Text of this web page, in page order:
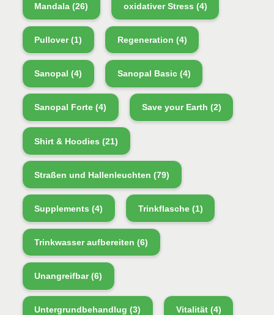
Mandala (26) oxidativer Stress (4)
Pullover(1) Regeneration (4)
Sanopal (4) Sanopal Basic(4)
Sanopal Forte (4) Save your Earth (2)
Shirt & Hoodies (21)
Straßen und Hallenleuchten (79)
Supplements (4) Trinkflasche(1)
Trinkwasser aufbereiten (6)
Unangreifbar(6)
Untergrundbehandlug (3) Vitalität(4)